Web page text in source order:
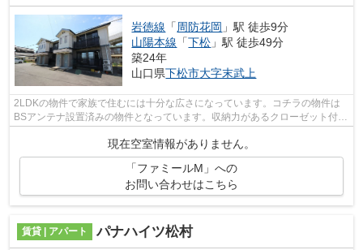
岩徳線 「周防花岡 」駅 徒歩9分
山陽本線 「下松 」駅 徒歩49分
築24年
山口県下松市大字末武上
2LDKの物件で家族で住むには十分な広さになっています。コチラの物件は
BSアンテナ設置済みの物件となっています。収納力があるクローゼット付き
現在空室情報がありません。
「ファミールM」への
お問い合わせはこちら
賃貸 | アパート パナハイツ松村